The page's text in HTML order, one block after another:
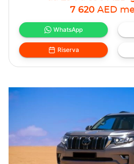
7 620 AED
WhatsApp
Riserva